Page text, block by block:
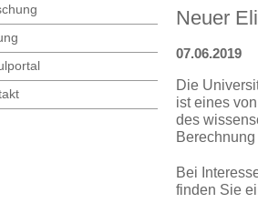
Neuer
07.06.2019
Die
ist eines
des
Bei
finden Sie